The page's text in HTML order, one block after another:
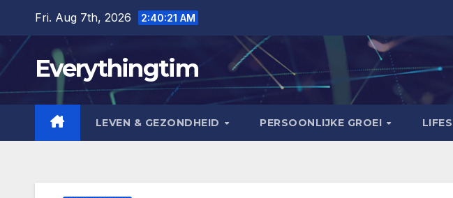
content
Fri. Aug 7th, 2026 2:40:22 AM
Everythingtim
LEVEN & GEZONDHEID PERSOONLIJKE GROEI